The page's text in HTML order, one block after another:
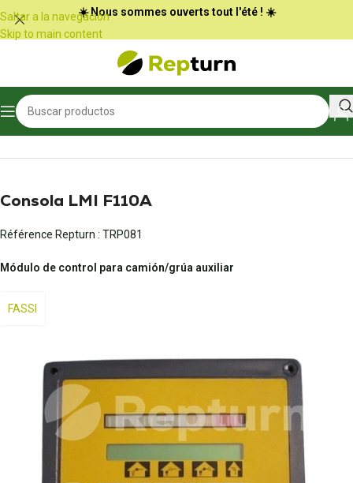
Panel de gestión de cookies
Saltar a la navegación
Skip to main content
☀️ Nous sommes ouverts tout l'été ! ☀️
Inicio/Obras públicas y manipulación Escritorio, pantalla y mostrador
Consola LMI F110A
Référence Repturn : TRP081
Módulo de control para camión/grúa auxiliar
FASSI